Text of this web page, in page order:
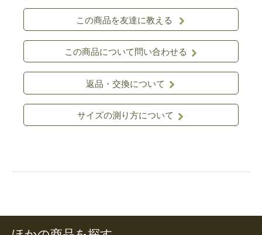
この商品を友達に教える
この商品について問い合わせる
返品・交換について
サイズの測り方について